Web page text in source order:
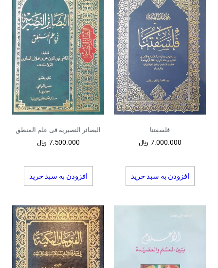
فلسفتنا
7.000.000 ﷼
افزودن به سبد خرید
البصائر النصیریة فی علم المنطق
7.500.000 ﷼
افزودن به سبد خرید